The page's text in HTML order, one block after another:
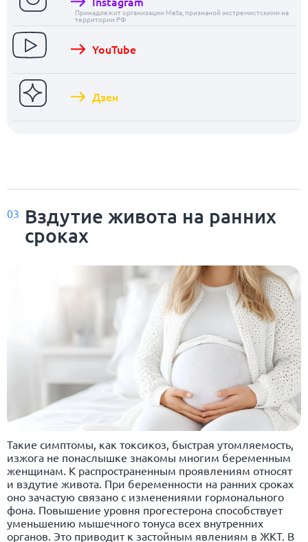
Принадлежит организации Meta, признаной экстремистскими на
территории РФ
YouTube
Дзен
03 Вздутие живота на ранних
сроках
Такие симптомы, как токсикоз, быстрая утомляемость,
изжога не понаслышке знакомы многим беременным
женщинам. К распространенным проявлениям относят
и вздутие живота. При беременности на ранних сроках
оно зачастую связано с изменениями гормонального
фона. Повышение уровня прогестерона способствует
уменьшению мышечного тонуса всех внутренних
органов. Это приводит к застойным явлениям в ЖКТ. В